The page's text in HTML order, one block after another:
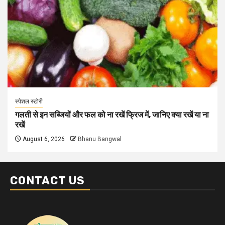
स्पेशल स्टोरी
गलती से इन सब्जियों और फल को ना रखें फ्रिज में, जानिए क्या रखें या ना
रखें
August 6, 2026 Bhanu Bangwal
CONTACT US